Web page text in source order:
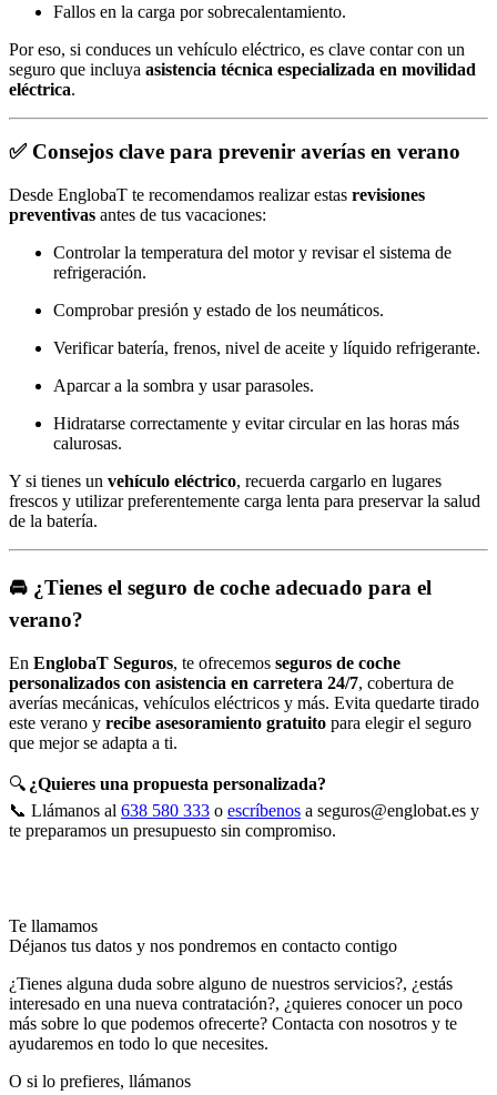
Fallos en la carga por sobrecalentamiento.
Por eso, si conduces un vehículo eléctrico, es clave contar con un
seguro que incluya asistencia técnica especializada en movilidad
eléctrica.
✅ Consejos clave para prevenir averías en verano
Desde EnglobaT te recomendamos realizar estas revisiones
preventivas antes de tus vacaciones:
Controlar la temperatura del motor y revisar el sistema de
refrigeración.
Comprobar presión y estado de los neumáticos.
Verificar batería, frenos, nivel de aceite y líquido refrigerante.
Aparcar a la sombra y usar parasoles.
Hidratarse correctamente y evitar circular en las horas más
calurosas.
Y si tienes un vehículo eléctrico, recuerda cargarlo en lugares
frescos y utilizar preferentemente carga lenta para preservar la salud
de la batería.
🚘 ¿Tienes el seguro de coche adecuado para el
verano?
En EnglobaT Seguros, te ofrecemos seguros de coche
personalizados con asistencia en carretera 24/7, cobertura de
averías mecánicas, vehículos eléctricos y más. Evita quedarte tirado
este verano y recibe asesoramiento gratuito para elegir el seguro
que mejor se adapta a ti.
🔍 ¿Quieres una propuesta personalizada?
📞 Llámanos al 638 580 333 o escríbenos a seguros@englobat.es y
te preparamos un presupuesto sin compromiso.
Te llamamos
Déjanos tus datos y nos pondremos en contacto contigo
¿Tienes alguna duda sobre alguno de nuestros servicios?, ¿estás
interesado en una nueva contratación?, ¿quieres conocer un poco
más sobre lo que podemos ofrecerte? Contacta con nosotros y te
ayudaremos en todo lo que necesites.
O si lo prefieres, llámanos